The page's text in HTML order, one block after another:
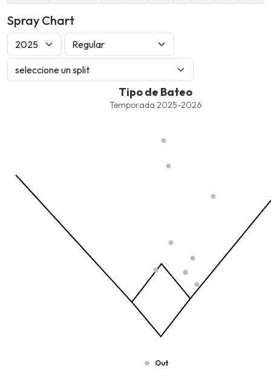
Spray Chart
Combination chart with 5 data series.
The chart has 1 Y axis displaying values. Data ranges from -
Tipo de Bateo
Temporada 2025-2026
Out